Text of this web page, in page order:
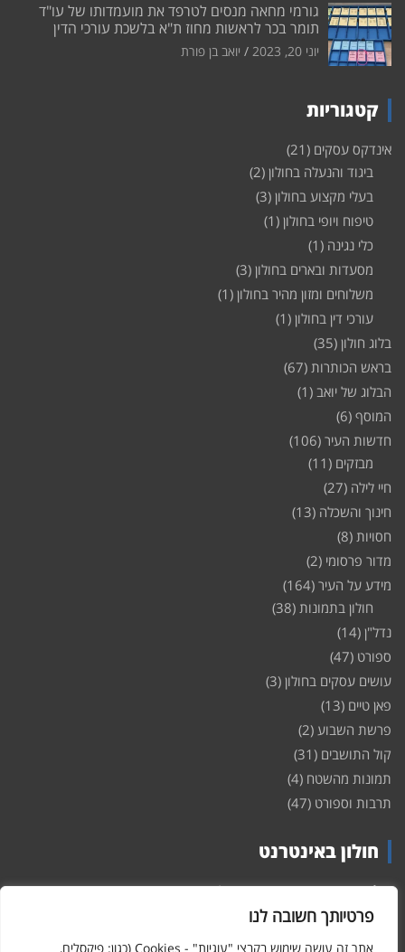
פרטיותך חשובה לנו
אתר זה עושה שימוש בקבצי "עוגיות" - Cookies (כגון: פיקסלים,
גורמי מחאה מנסים לטרפד את מועמדותו של עו"ד
תומר בכר לראשות מחוז ת"א בלשכת עורכי הדין
יוני 20, 2023 יואב בן פורת
קטגוריות
אינדקס עסקים (21)
ביגוד והנעלה בחולון (2)
בעלי מקצוע בחולון (3)
טיפוח ויופי בחולון (1)
כלי נגינה (1)
מסעדות ובארים בחולון (3)
משלוחים ומזון מהיר בחולון (1)
עורכי דין בחולון (1)
בלוג חולון (35)
בראש הכותרות (67)
הבלוג של יואב (1)
המוסף (6)
חדשות העיר (106)
מבזקים (11)
חיי לילה (27)
חינוך והשכלה (13)
חסויות (8)
מדור פרסומי (2)
מידע על העיר (164)
חולון בתמונות (38)
נדל"ן (14)
ספורט (47)
עושים עסקים בחולון (3)
פאן טיים (13)
פרשת השבוע (2)
קול התושבים (31)
תמונות מהשטח (4)
תרבות וספורט (47)
חולון באינטרנט
חולוןבאינטרנט – האתר שמביא לכם עדכונים ומידע מהשטח מהעיר
חולון. במה פתוחה לקול תושבי חולון באינטרנט, מידע על
ופרוייקטים חדשים בעיר, חיי לילה, וכן טורי דעה, עסקים בחולון, ודיונים על
הנעשה בעיר. אתם מוזמנים ומוזמנות להשתתף בדיון ולשלוח לנו כתבות